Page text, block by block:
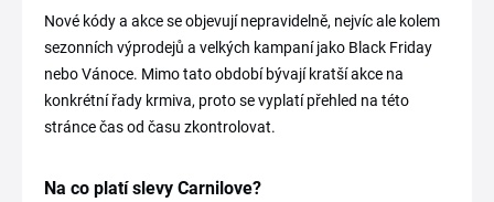
Nové kódy a akce se objevují nepravidelně, nejvíc ale kolem
sezonních výprodejů a velkých kampaní jako Black Friday
nebo Vánoce. Mimo tato období bývají kratší akce na
konkrétní řady krmiva, proto se vyplatí přehled na této
stránce čas od času zkontrolovat.
Na co platí slevy Carnilove?